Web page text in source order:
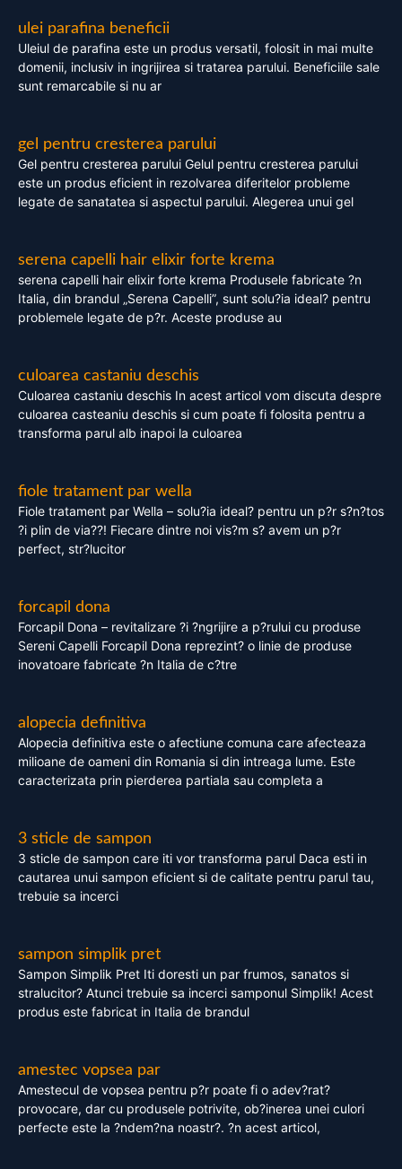
ulei parafina beneficii
Uleiul de parafina este un produs versatil, folosit in mai multe
domenii, inclusiv in ingrijirea si tratarea parului. Beneficiile sale
sunt remarcabile si nu ar
gel pentru cresterea parului
Gel pentru cresterea parului Gelul pentru cresterea parului
este un produs eficient in rezolvarea diferitelor probleme
legate de sanatatea si aspectul parului. Alegerea unui gel
serena capelli hair elixir forte krema
serena capelli hair elixir forte krema Produsele fabricate ?n
Italia, din brandul „Serena Capelli”, sunt solu?ia ideal? pentru
problemele legate de p?r. Aceste produse au
culoarea castaniu deschis
Culoarea castaniu deschis In acest articol vom discuta despre
culoarea casteaniu deschis si cum poate fi folosita pentru a
transforma parul alb inapoi la culoarea
fiole tratament par wella
Fiole tratament par Wella – solu?ia ideal? pentru un p?r s?n?tos
?i plin de via??! Fiecare dintre noi vis?m s? avem un p?r
perfect, str?lucitor
forcapil dona
Forcapil Dona – revitalizare ?i ?ngrijire a p?rului cu produse
Sereni Capelli Forcapil Dona reprezint? o linie de produse
inovatoare fabricate ?n Italia de c?tre
alopecia definitiva
Alopecia definitiva este o afectiune comuna care afecteaza
milioane de oameni din Romania si din intreaga lume. Este
caracterizata prin pierderea partiala sau completa a
3 sticle de sampon
3 sticle de sampon care iti vor transforma parul Daca esti in
cautarea unui sampon eficient si de calitate pentru parul tau,
trebuie sa incerci
sampon simplik pret
Sampon Simplik Pret Iti doresti un par frumos, sanatos si
stralucitor? Atunci trebuie sa incerci samponul Simplik! Acest
produs este fabricat in Italia de brandul
amestec vopsea par
Amestecul de vopsea pentru p?r poate fi o adev?rat?
provocare, dar cu produsele potrivite, ob?inerea unei culori
perfecte este la ?ndem?na noastr?. ?n acest articol,